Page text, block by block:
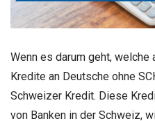
Wenn es darum geht,
Kredite an Deutsche ohne
Schweizer Kredit. Diese
von Banken in der Schweiz,